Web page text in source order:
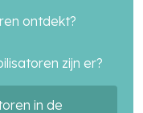
ontdekt?
zijn er?
in de